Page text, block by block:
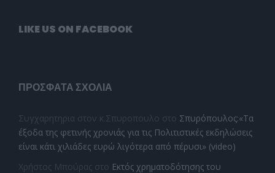
LIKE US ON FACEBOOK
ΠΡΌΣΦΑΤΑ ΣΧΌΛΙΑ
Συγχαρητηρια στον κ.Σπυροπουλο στο Σπυρόπουλος:«Τα
έξοδα της φετινής χρονιάς για τις Πολιτιστικές εκδηλώσεις
είναι κάτι χιλιάδες ευρώ λιγότερα από πέρυσι» (video)
Χρήστος Μπούρας στο Εκτός χρηματοδότησης του